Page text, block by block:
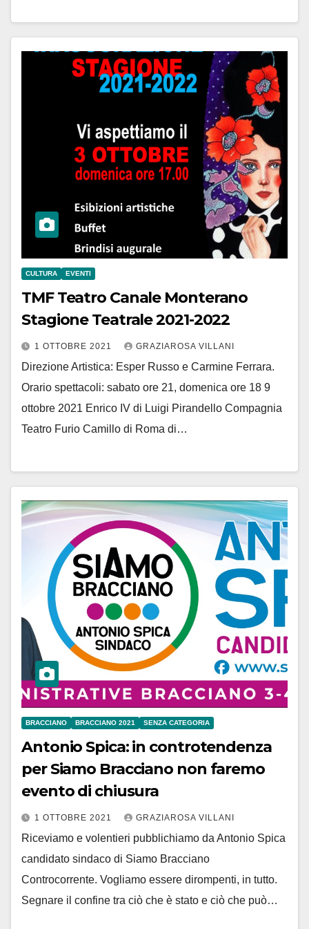
CULTURA EVENTI
TMF Teatro Canale Monterano
Stagione Teatrale 2021-2022
1 OTTOBRE 2021 GRAZIAROSA VILLANI
Direzione Artistica: Esper Russo e Carmine Ferrara.
Orario spettacoli: sabato ore 21, domenica ore 18 9
ottobre 2021 Enrico IV di Luigi Pirandello Compagnia
Teatro Furio Camillo di Roma di…
BRACCIANO BRACCIANO 2021 SENZA CATEGORIA
Antonio Spica: in controtendenza
per Siamo Bracciano non faremo
evento di chiusura
1 OTTOBRE 2021 GRAZIAROSA VILLANI
Riceviamo e volentieri pubblichiamo da Antonio Spica
candidato sindaco di Siamo Bracciano
Controcorrente. Vogliamo essere dirompenti, in tutto.
Segnare il confine tra ciò che è stato e ciò che può…